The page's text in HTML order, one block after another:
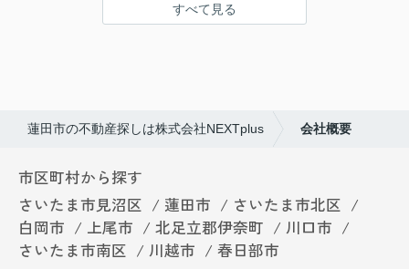
すべて見る
蓮田市の不動産探しは株式会社NEXTplus 会社概要
市区町村から探す
さいたま市見沼区
蓮田市
さいたま市北区
白岡市
上尾市 北足立郡伊奈町
川口市
さいたま市南区
川越市
春日部市